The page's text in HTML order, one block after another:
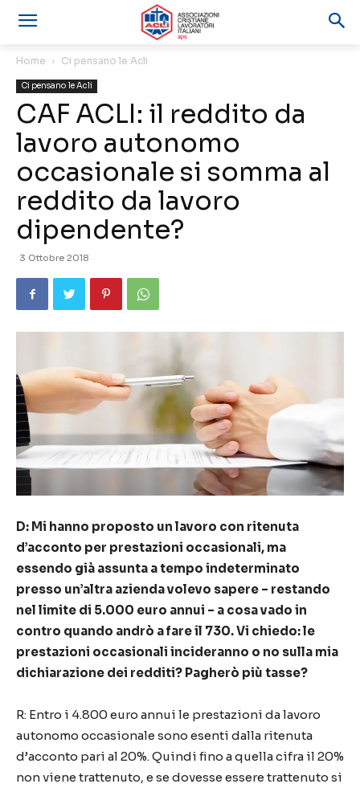
Home Ci pensano le Acli
Ci pensano le Acli
CAF ACLI: il reddito da
lavoro autonomo
occasionale si somma al
reddito da lavoro
dipendente?
3 Ottobre 2018
D: Mi hanno proposto un lavoro con ritenuta
d’acconto per prestazioni occasionali, ma
essendo già assunta a tempo indeterminato
presso un’altra azienda volevo sapere – restando
nel limite di 5.000 euro annui – a cosa vado in
contro quando andrò a fare il 730. Vi chiedo: le
prestazioni occasionali incideranno o no sulla mia
dichiarazione dei redditi? Pagherò più tasse?
R: Entro i 4.800 euro annui le prestazioni da lavoro
autonomo occasionale sono esenti dalla ritenuta
d’acconto pari al 20%. Quindi fino a quella cifra il 20%
non viene trattenuto, e se dovesse essere trattenuto si